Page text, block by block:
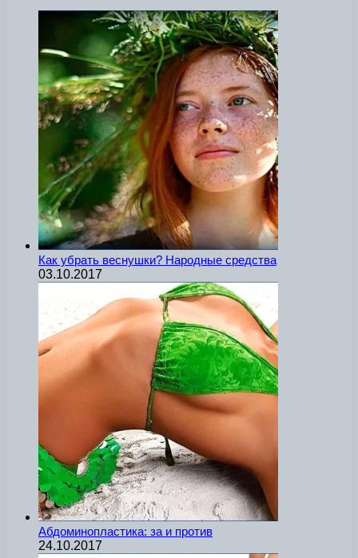
Как убрать веснушки? Народные средства
03.10.2017
Абдоминопластика: за и против
24.10.2017